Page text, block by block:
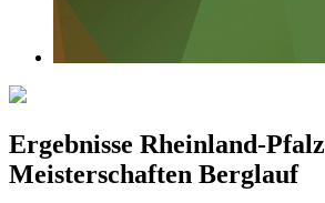
Ergebnisse Rheinland-Pfalz
Meisterschaften Berglauf